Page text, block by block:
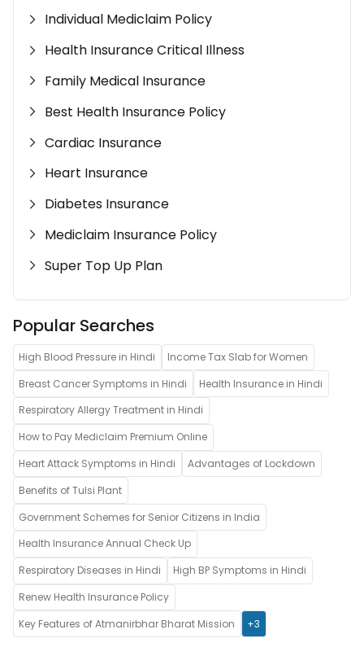
Individual Mediclaim Policy
Health Insurance Critical Illness
Family Medical Insurance
Best Health Insurance Policy
Cardiac Insurance
Heart Insurance
Diabetes Insurance
Mediclaim Insurance Policy
Super Top Up Plan
Popular Searches
High Blood Pressure in Hindi
Income Tax Slab for Women
Breast Cancer Symptoms in Hindi
Health Insurance in Hindi
Respiratory Allergy Treatment in Hindi
How to Pay Mediclaim Premium Online
Heart Attack Symptoms in Hindi
Advantages of Lockdown
Benefits of Tulsi Plant
Government Schemes for Senior Citizens in India
Health Insurance Annual Check Up
Respiratory Diseases in Hindi
High BP Symptoms in Hindi
Renew Health Insurance Policy
Key Features of Atmanirbhar Bharat Mission
+3